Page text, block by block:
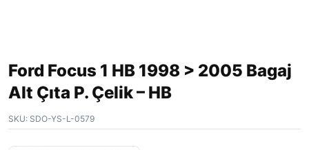
Ford Focus 1 HB 1998 > 2005 Bagaj
Alt Çıta P. Çelik – HB
SKU: SDO-YS-L-0579